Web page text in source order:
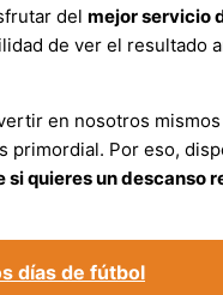
del mejor servicio
de ver el resultado
en nosotros
primordial. Por eso,
quieres un descanso
días de fútbol